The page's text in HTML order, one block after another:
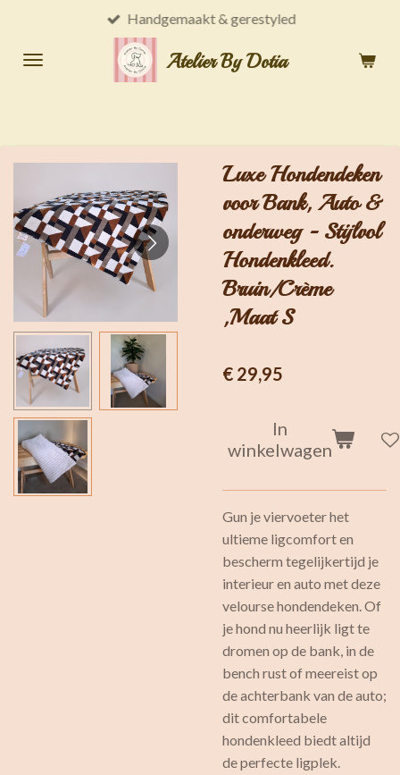
naar
Atelier By Dotia
Handgemaakt & gerestyled
Luxe Hondendeken
voor Bank, Auto &
onderweg - Stijlvol
Hondenkleed.
Bruin/Crème
,Maat S
€ 29,95
In
winkelwagen
Gun je viervoeter het
ultieme ligcomfort en
bescherm tegelijkertijd je
interieur en auto met deze
velourse hondendeken. Of
je hond nu heerlijk ligt te
dromen op de bank, in de
bench rust of meereist op
de achterbank van de auto;
dit comfortabele
hondenkleed biedt altijd
de perfecte ligplek.